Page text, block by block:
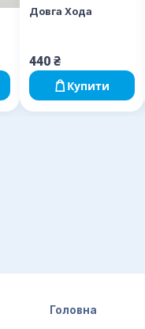
Довга Хода
440 ₴
Купити
Головна